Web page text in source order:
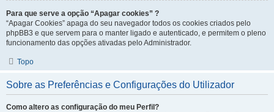
Para que serve a opção “Apagar cookies” ?
“Apagar Cookies” apaga do seu navegador todos os cookies criados pelo
phpBB3 e que servem para o manter ligado e autenticado, e permitem o pleno
funcionamento das opções ativadas pelo Administrador.
Topo
Sobre as Preferências e Configurações do Utilizador
Como altero as configuração do meu Perfil?